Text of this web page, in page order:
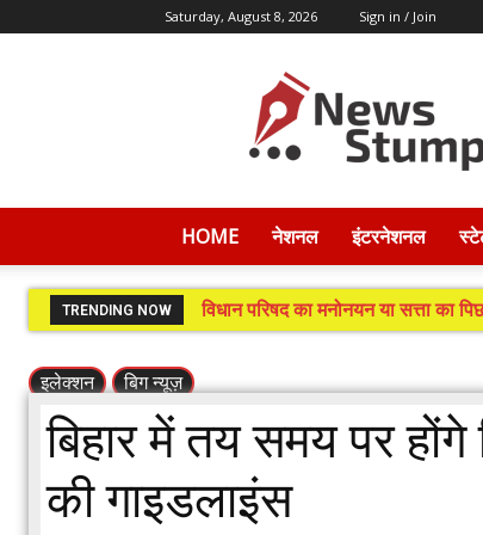
Saturday, August 8, 2026 Sign in / Join
Stump
HOME नेशनल इंटरनेशनल
TRENDING NOW विधान परिषद का मनोनयन या सत्ता का
बांकीपुर का जनादेशः क्या है संदेश?
इलेक्शन बिग न्यूज़
बिहार में तय समय पर होंगे
की गाइडलाइंस